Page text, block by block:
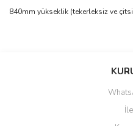
840mm yükseklik (tekerleksiz ve
Bu ürüne ilk
Ürün resmi kalitesiz, bozuk